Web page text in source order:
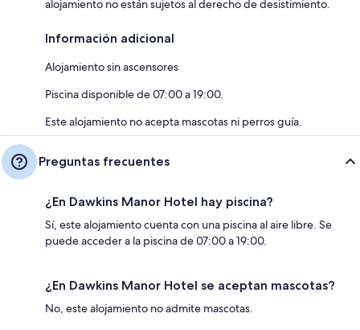
alojamiento no están sujetos al derecho de desistimiento.
Información adicional
Alojamiento sin ascensores
Piscina disponible de 07:00 a 19:00.
Este alojamiento no acepta mascotas ni perros guía.
Preguntas frecuentes
¿En Dawkins Manor Hotel hay piscina?
Sí, este alojamiento cuenta con una piscina al aire libre. Se
puede acceder a la piscina de 07:00 a 19:00.
¿En Dawkins Manor Hotel se aceptan mascotas?
No, este alojamiento no admite mascotas.